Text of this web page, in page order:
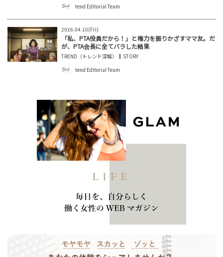
tend Editorial Team
2026.04.10(Fri)
「私、PTA役員だから！」と権力を振りかざすママ友。だ
が、PTA会長に全てバラした結果
TREND（トレンド深堀）
STORY
tend Editorial Team